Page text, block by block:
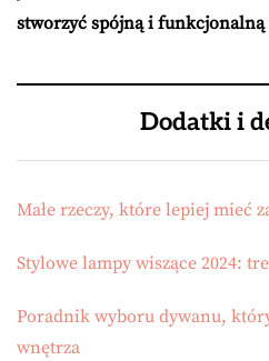
stworzyć spójną i funkcjonalną
Dodatki i
Małe rzeczy, które lepiej mieć
Stylowe lampy wiszące 2024:
Poradnik wyboru dywanu,
wnętrza